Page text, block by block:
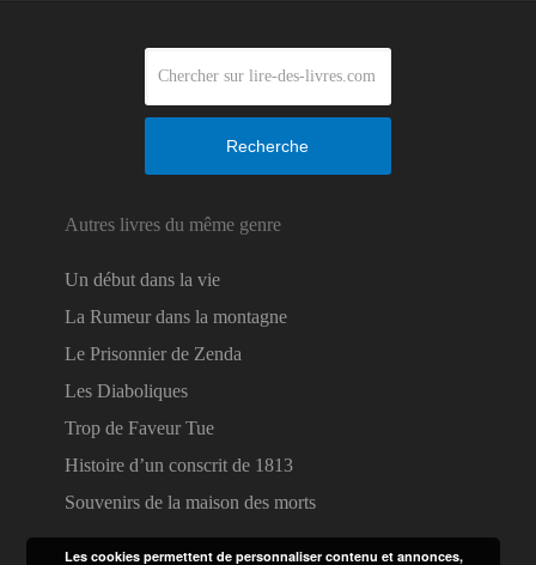
Recherche
Autres livres du même genre
Un début dans la vie
La Rumeur dans la montagne
Le Prisonnier de Zenda
Les Diaboliques
Trop de Faveur Tue
Histoire d’un conscrit de 1813
Souvenirs de la maison des morts
Les cookies permettent de personnaliser contenu et annonces,